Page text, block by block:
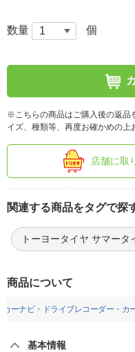
数量 個
※こちらの商品はご購入後の返品
イズ、種類等、再度お確かめの上
店舗に取
関連する商品をタグで探
トーヨータイヤ サマータ
商品について
カーナビ・ドライブレコーダー・カ
基本情報